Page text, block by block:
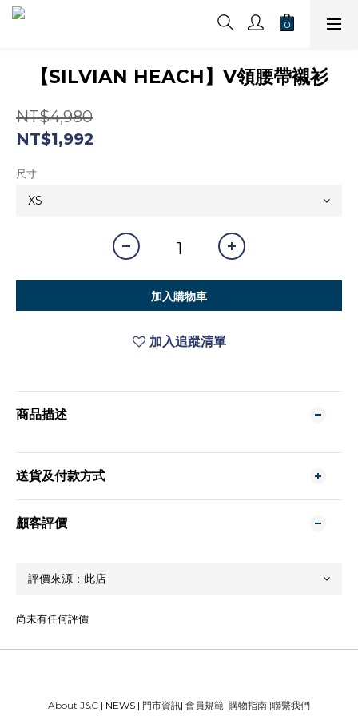
【SILVIAN HEACH】V領腰帶襯衫
NT$4,980
NT$1,992
尺寸
加入購物車
加入追蹤清單
商品描述
送貨及付款方式
顧客評價
尚未有任何評價
About J&C | NEWS | 門市資訊| 會員規範| 購物指南 |聯繫我們